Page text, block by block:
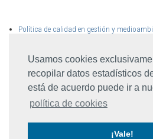
Usamos cookies
recopilar datos estadísticos
está de acuerdo puede ir a
política de cookies
¡Vale!
Política de calidad en gestión y
Mapa del sitio